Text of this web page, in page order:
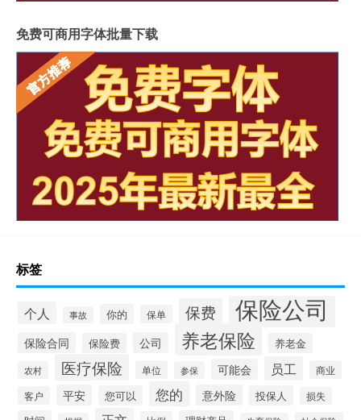
免费可商用字体批量下载
标签
个人 事故 你的 保单 保费 保险公司
保险合同 保险费 公司 养老保险 养老金
农村 医疗保险 单位 参保 可能会 员工
商业
客户
平安 您可以 您的 意外险 投保人 损失